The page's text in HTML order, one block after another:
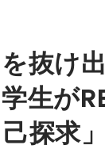
を抜け
生が
探求